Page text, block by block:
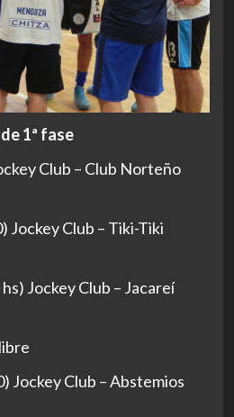
1ª fase
Club – Club Norteño
Jockey Club – Tiki-Tiki
Jockey Club – Jacareí
Jockey Club – Abstemios